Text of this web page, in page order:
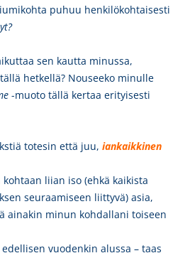
puhuu henkilökohtaisesti
?
sen kautta minussa,
hetkellä? Nouseeko minulle
-muoto tällä kertaa erityisesti
totesin että juu, iankaikkinen
liian iso (ehkä kaikista
seuraamiseen liittyvä) asia,
ainakin minun kohdallani toiseen
vuodenkin alussa – taas